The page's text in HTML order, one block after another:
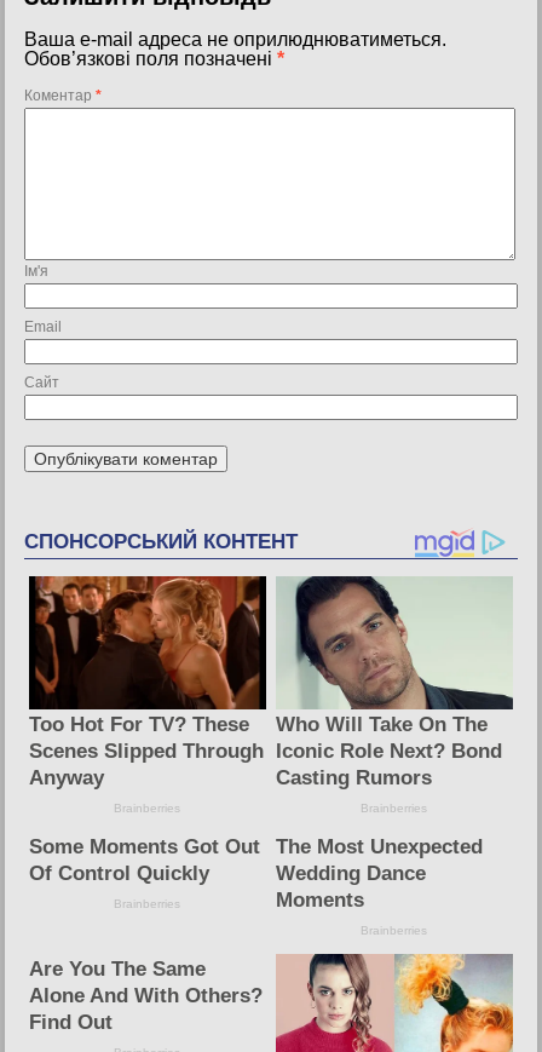
Ваша e-mail адреса не оприлюднюватиметься.
Обов’язкові поля позначені *
Коментар *
Ім'я
Email
Сайт